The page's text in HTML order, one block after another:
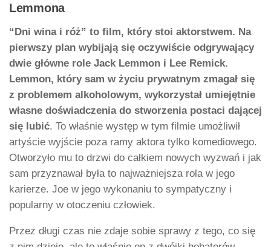
Lemmona
“Dni wina i róż” to film, który stoi aktorstwem. Na
pierwszy plan wybijają się oczywiście odgrywający
dwie główne role Jack Lemmon i Lee Remick.
Lemmon, który sam w życiu prywatnym zmagał się
z problemem alkoholowym, wykorzystał umiejętnie
własne doświadczenia do stworzenia postaci dającej
się lubić. To właśnie występ w tym filmie umożliwił
artyście wyjście poza ramy aktora tylko komediowego.
Otworzyło mu to drzwi do całkiem nowych wyzwań i jak
sam przyznawał była to najważniejsza rola w jego
karierze. Joe w jego wykonaniu to sympatyczny i
popularny w otoczeniu człowiek.
Przez długi czas nie zdaje sobie sprawy z tego, co się